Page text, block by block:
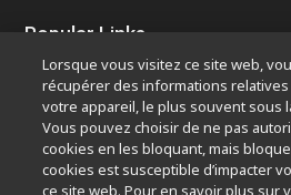
Popular Links
Dernières nouvelles et actualités
Resolution CalculatorPubScope
Nikon Small World
Autres Produits Nikon
Lorsque vous visitez ce site web,
récupérer des informations
votre appareil, le plus souvent sous
Vous pouvez choisir de ne pas
cookies en les bloquant, mais
cookies est susceptible d’impacter
ce site web. Pour en savoir plus sur